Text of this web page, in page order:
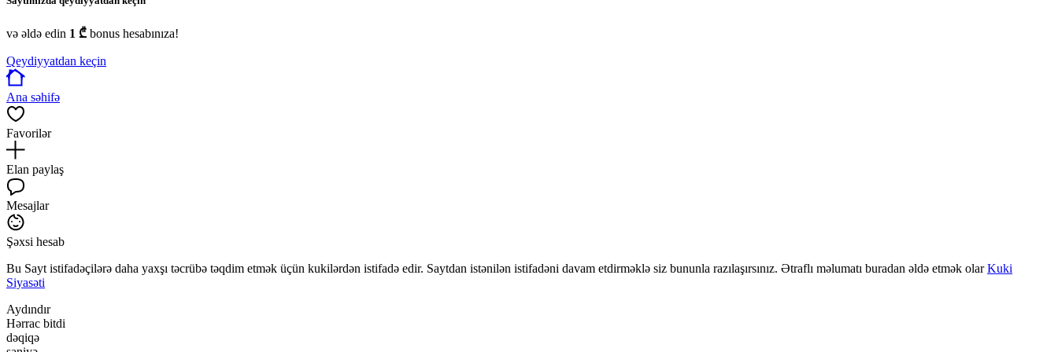
və əldə edin 1 ₾ bonus hesabınıza!
Qeydiyyatdan keçin
Ana səhifə
Favorilər
Elan paylaş
Mesajlar
Şəxsi hesab
Bu Sayt istifadəçilərə daha yaxşı təcrübə təqdim etmək üçün kukilərdən istifadə edir. Saytdan istənilən istifadəni davam etdirməklə siz bununla razılaşırsınız. Ətraflı məlumatı buradan əldə etmək olarKuki
Siyasəti
Aydındır
Hərrac bitdi
dəqiqə